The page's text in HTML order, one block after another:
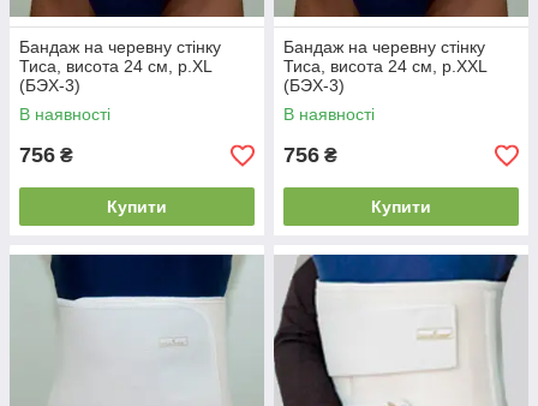
Бандаж на черевну стінку
Тиса, висота 24 см, р.XL
(БЭХ-3)
В наявності
756 ₴
Купити
Бандаж на черевну стінку
Тиса, висота 24 см, р.XXL
(БЭХ-3)
В наявності
756 ₴
Купити